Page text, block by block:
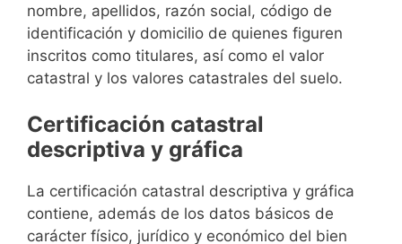
nombre, apellidos, razón social, código de
identificación y domicilio de quienes figuren
inscritos como titulares, así como el valor
catastral y los valores catastrales del suelo.
Certificación catastral
descriptiva y gráfica
La certificación catastral descriptiva y gráfica
contiene, además de los datos básicos de
carácter físico, jurídico y económico del bien